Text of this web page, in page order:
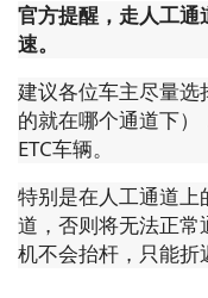
官方提醒，走人工通
速。
建议各位车主尽量
的就在哪个通道下
ETC车辆。
特别是在人工通道上
道，否则将无法正
机不会抬杆，只能折